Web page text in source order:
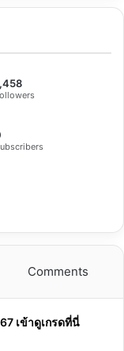
Comments
เข้าดูเกรดที่นี่